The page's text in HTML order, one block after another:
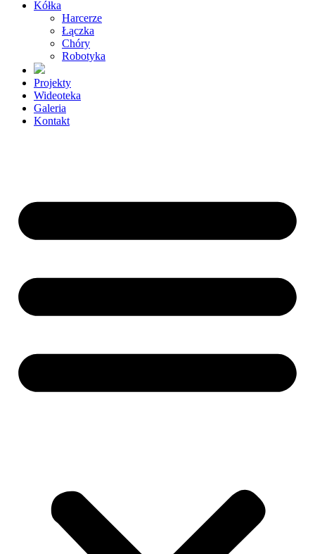
Kółka
Harcerze
Łączka
Chóry
Robotyka
Projekty
Wideoteka
Galeria
Kontakt